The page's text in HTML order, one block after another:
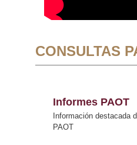
CONSULTAS
Informes PAOT
Información destacada
PAOT